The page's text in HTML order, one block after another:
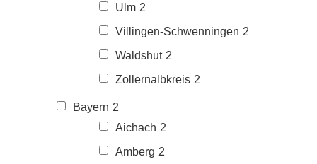
Ulm 2
Villingen-Schwenningen 2
Waldshut 2
Zollernalbkreis 2
Bayern 2
Aichach 2
Amberg 2